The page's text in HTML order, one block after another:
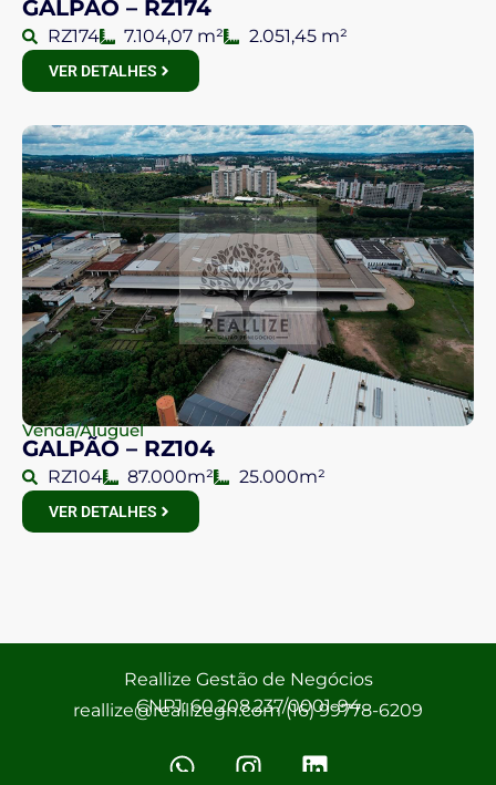
GALPÃO – RZ174
RZ174 7.104,07 m² 2.051,45 m²
VER DETALHES
Venda/Aluguel
GALPÃO – RZ104
RZ104 87.000m² 25.000m²
VER DETALHES
Reallize Gestão de Negócios
CNPJ: 60.208.237/0001-94
reallize@reallizegn.com (16) 99778-6209